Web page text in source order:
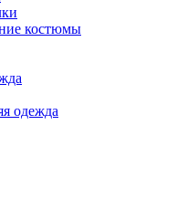
костюмы
одежда